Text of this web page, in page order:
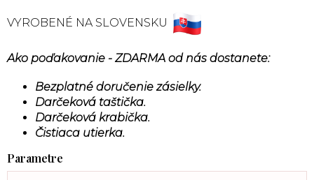
VYROBENÉ NA SLOVENSKU
Ako poďakovanie - ZDARMA od nás dostanete:
Bezplatné doručenie zásielky.
Darčeková taštička.
Darčeková krabička.
Čistiaca utierka.